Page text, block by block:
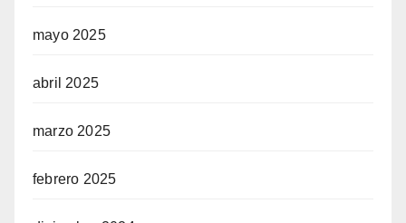
mayo 2025
abril 2025
marzo 2025
febrero 2025